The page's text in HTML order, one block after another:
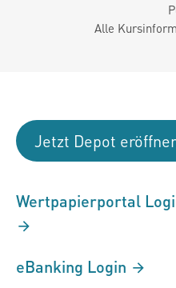
Alle
Jetzt Depot
Wertpapierportal
eBanking Login